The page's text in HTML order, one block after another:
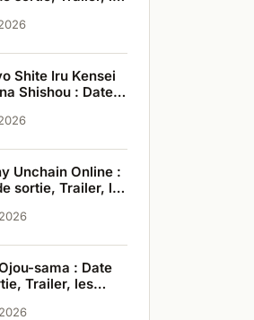
Shite Iru Kensei
Shishou : Date
Unchain Online :
sortie, Trailer, les
sama : Date
Trailer, les